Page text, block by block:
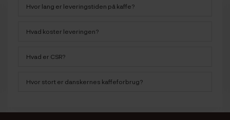
Hvor lang er leveringstiden på kaffe?
Hvad koster leveringen?
Hvad er CSR?
Hvor stort er danskernes kaffeforbrug?